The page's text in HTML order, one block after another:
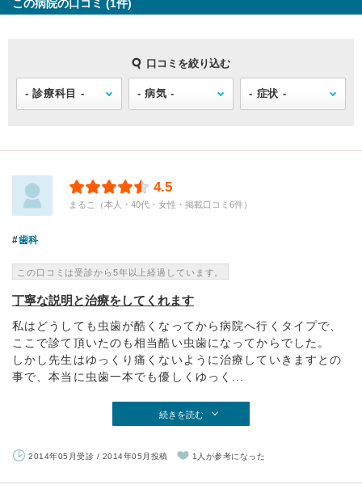
この病院の口コミ (1件)
口コミを絞り込む
4.5
まるこ（本人・40代・女性・掲載口コミ6件）
歯科
この口コミは受診から5年以上経過しています。
丁寧な説明と治療をしてくれます
私はどうしても虫歯が酷くなってから病院へ行くタイプで、
ここで診て頂いたのも相当酷い虫歯になってからでした。
しかし先生はゆっくり痛くないように治療していきますとの
事で、本当に虫歯一本でも優しくゆっく...
続きを読む
2014年05月受診 / 2014年05月投稿 1人が参考になった